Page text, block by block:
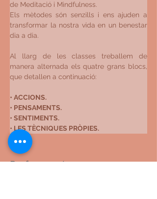
de Meditació i Mindfulness.
Els mètodes són senzills i ens ajuden a
transformar la nostra vida en un benestar
dia a dia.​
Al llarg de les classes treballem de
manera alternada els quatre grans blocs,
que detallen a continuació:
• ACCIONS.
• PENSAMENTS.
• SENTIMENTS.
• LES TÈCNIQUES PRÒPIES.
Professors/res